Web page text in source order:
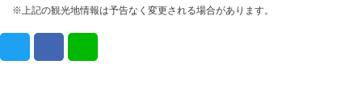
※上記の観光地情報は予告なく変更される場合があります。